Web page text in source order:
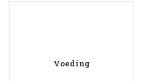
Voeding